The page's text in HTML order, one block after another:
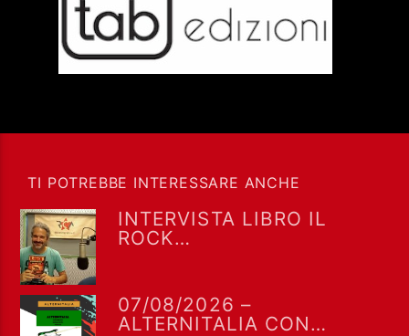
TI POTREBBE INTERESSARE ANCHE
INTERVISTA LIBRO IL
ROCK
AD ALTERNITALIA 7-8-
2026
07/08/2026 –
ALTERNITALIA CON